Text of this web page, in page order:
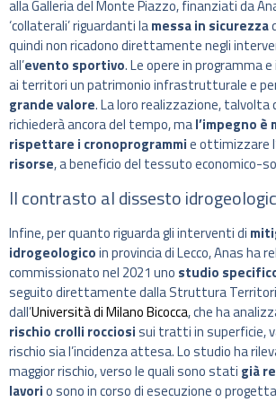
alla Galleria del Monte Piazzo, finanziati da
‘collaterali’ riguardanti lamessa in sicurezza
quindi non ricadono direttamente negli
all’evento sportivo. Le opere in programma
ai territori un patrimonio infrastrutturale e
grande valore. La loro realizzazione, talvolta
richiederà ancora del tempo, mal’impegno è
rispettare i cronoprogrammie ottimizzare
risorse, a beneficio del tessuto economico-
Il contrasto al dissesto
Infine, per quanto riguarda gli interventi di
idrogeologicoin provincia di Lecco, Anas ha
commissionato nel 2021 uno studio
seguito direttamente dalla Struttura
dall’Università di Milano Bicocca, che ha
rischio crolli rocciosisui tratti in superficie,
rischio sia l’incidenza attesa. Lo studio ha
maggior rischio, verso le quali sono stati già
lavorio sono in corso di esecuzione o